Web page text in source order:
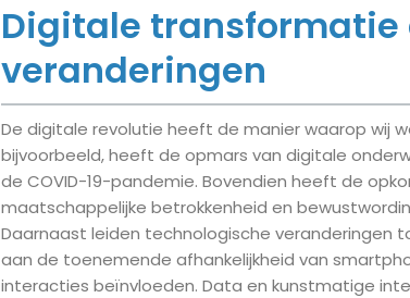
Digitale
veranderingen
De digitale revolutie heeft de manier waarop wij
bijvoorbeeld, heeft de opmars van digitale
de COVID-19-pandemie. Bovendien heeft de
maatschappelijke betrokkenheid en
Daarnaast leiden technologische veranderingen
aan de toenemende afhankelijkheid van
interacties beïnvloeden. Data en kunstmatige